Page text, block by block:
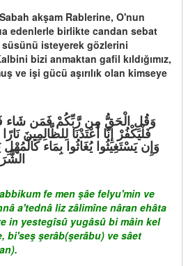
akşam Rablerine, O'nun
edenlerle birlikte candan sebat
süsünü isteyerek gözlerini
bizi anmaktan gafil kıldığımız,
ve işi gücü aşırılık olan kimseye
فَلْيَكْفُرْ إِنَّا أَعْتَدْنَا لِلظَّالِمِينَ
وَإِن يَسْتَغِيثُوا يُغَاثُوا بِمَاء
fe men şâe felyu'min ve
a'tednâ liz zâlimîne nâran ehâta
in yestegîsû yugâsû bi mâin kel
bi'seş şerâb(şerâbu) ve sâet